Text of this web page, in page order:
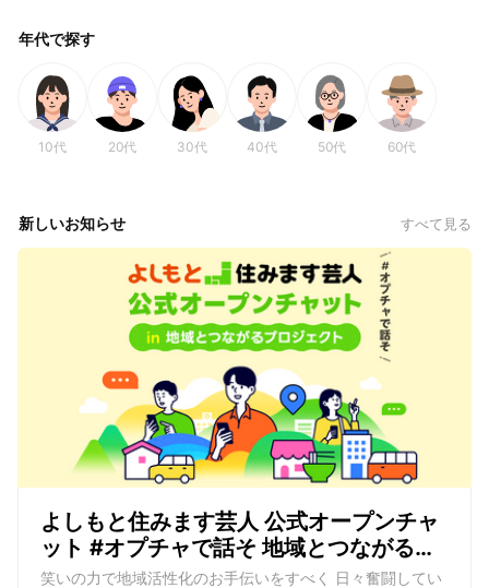
年代で探す
10代 20代 30代 40代 50代 60代
新しいお知らせ
よしもと住みます芸人 公式オープンチャ
ット #オプチャで話そ 地域とつながるプ
ロジェクト【LINEオープンチャット】
笑いの力で地域活性化のお手伝いをすべく 日々奮闘してい
すべて見る